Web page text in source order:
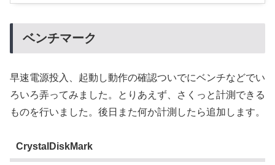
ベンチマーク
早速電源投入、起動し動作の確認ついでにベンチなどでい
ろいろ弄ってみました。とりあえず、さくっと計測できる
ものを行いました。後日また何か計測したら追加します。
CrystalDiskMark